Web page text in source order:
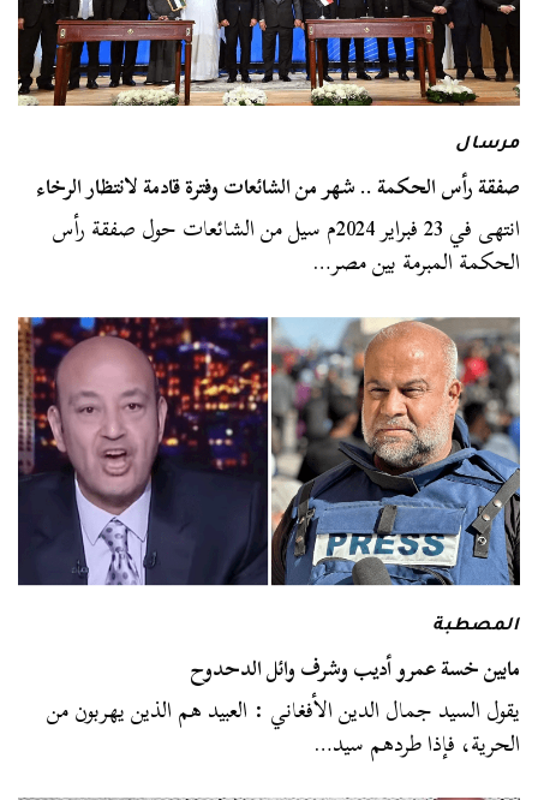
مرسال
صفقة رأس الحكمة .. شهر من الشائعات وفترة قادمة لانتظار الرخاء
انتهى في 23 فبراير 2024م سيل من الشائعات حول صفقة رأس
الحكمة المبرمة بين مصر…
المصطبة
مابين خسة عمرو أديب وشرف وائل الدحدوح
يقول السيد جمال الدين الأفغاني : العبيد هم الذين يهربون من
الحرية، فإذا طردهم سيد…